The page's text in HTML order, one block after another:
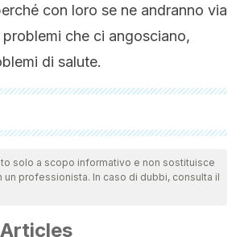
con loro se ne andranno via
che ci angosciano,
di salute.
state esaminate a fondo dal nostro
qualità, l'affidabilità, l'attualità e la
di questo articolo è stata considerata
J. (1981). Clinical biochemistry of tears.
solo a scopo informativo e non sostituisce
un professionista. In caso di dubbi, consulta il